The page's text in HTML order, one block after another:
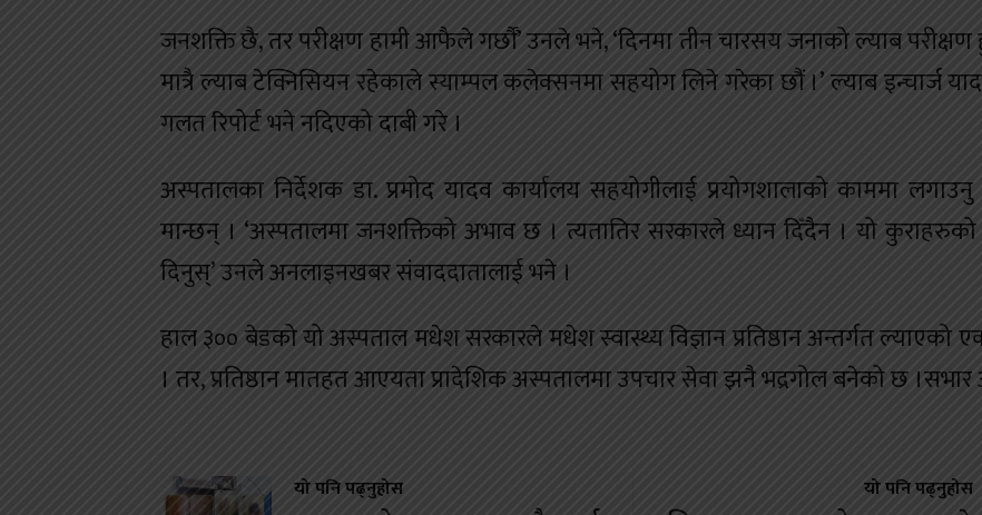
जनशक्ति छै, तर परीक्षण हामी आफैले गर्छौं’ उनले भने, ‘दिनमा तीन चारसय जनाको ल्याब परीक्षण
मात्रै ल्याब टेक्निसियन रहेकाले स्याम्पल कलेक्सनमा सहयोग लिने गरेका छौं ।’ ल्याब इन्चार्ज
गलत रिपोर्ट भने नदिएको दाबी गरे ।
अस्पतालका निर्देशक डा. प्रमोद यादव कार्यालय सहयोगीलाई प्रयोगशालाको काममा
मान्छन् । ‘अस्पतालमा जनशक्तिको अभाव छ । त्यतातिर सरकारले ध्यान दिँदैन । यो कुराहरुको
दिनुस्’ उनले अनलाइनखबर संवाददातालाई भने ।
हाल ३०० बेडको यो अस्पताल मधेश सरकारले मधेश स्वास्थ्य विज्ञान प्रतिष्ठान अन्तर्गत ल्याएको
। तर, प्रतिष्ठान मातहत आएयता प्रादेशिक अस्पतालमा उपचार सेवा झनै भद्रगोल बनेको छ
यो पनि पढ्नुहोस यो पनि पढ्नुहोस